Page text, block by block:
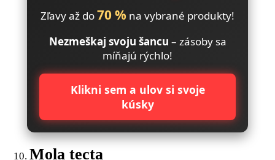
Zľavy až do70 % na vybrané produkty!
Nezmeškaj svoju šancu – zásoby sa
míňajú rýchlo!
Klikni sem a ulov si svoje
kúsky
Mola tecta